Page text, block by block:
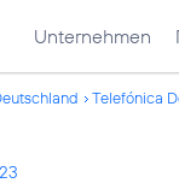
Unternehmen
Telefónica